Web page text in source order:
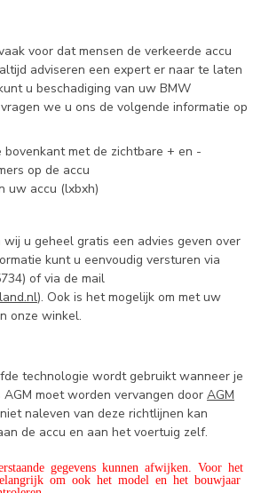
voor dat mensen de verkeerde accu
adviseren een expert er naar te laten
u beschadiging van uw BMW
we u ons de volgende informatie op
bovenkant met de zichtbare + en -
op de accu
uw accu (lxbxh)
wij u geheel gratis een advies geven over
kunt u eenvoudig versturen via
of via de mail
). Ook is het mogelijk om met uw
onze winkel.
technologie wordt gebruikt wanneer je
moet worden vervangen door AGM
naleven van deze richtlijnen kan
de accu en aan het voertuig zelf.
gegevens kunnen afwijken. Voor het
om ook het model en het bouwjaar